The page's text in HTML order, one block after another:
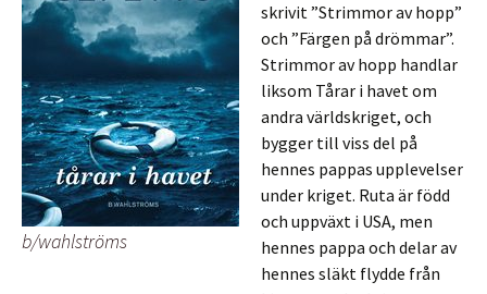
b/wahlströms
skrivit ”Strimmor av hopp”
och ”Färgen på drömmar”.
Strimmor av hopp handlar
liksom Tårar i havet om
andra världskriget, och
bygger till viss del på
hennes pappas upplevelser
under kriget. Ruta är född
och uppväxt i USA, men
hennes pappa och delar av
hennes släkt flydde från